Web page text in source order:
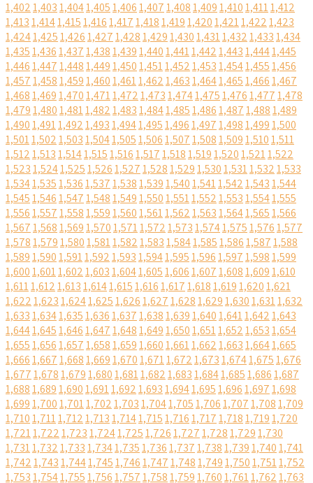
1,4021,4031,4041,4051,4061,4071,4081,4091,4101,4111,412
1,4131,4141,4151,4161,4171,4181,4191,4201,4211,4221,423
1,4241,4251,4261,4271,4281,4291,4301,4311,4321,4331,434
1,4351,4361,4371,4381,4391,4401,4411,4421,4431,4441,445
1,4461,4471,4481,4491,4501,4511,4521,4531,4541,4551,456
1,4571,4581,4591,4601,4611,4621,4631,4641,4651,4661,467
1,4681,4691,4701,4711,4721,4731,4741,4751,4761,4771,478
1,4791,4801,4811,4821,4831,4841,4851,4861,4871,4881,489
1,4901,4911,4921,4931,4941,4951,4961,4971,4981,4991,500
1,5011,5021,5031,5041,5051,5061,5071,5081,5091,5101,511
1,5121,5131,5141,5151,5161,5171,5181,5191,5201,5211,522
1,5231,5241,5251,5261,5271,5281,5291,5301,5311,5321,533
1,5341,5351,5361,5371,5381,5391,5401,5411,5421,5431,544
1,5451,5461,5471,5481,5491,5501,5511,5521,5531,5541,555
1,5561,5571,5581,5591,5601,5611,5621,5631,5641,5651,566
1,5671,5681,5691,5701,5711,5721,5731,5741,5751,5761,577
1,5781,5791,5801,5811,5821,5831,5841,5851,5861,5871,588
1,5891,5901,5911,5921,5931,5941,5951,5961,5971,5981,599
1,6001,6011,6021,6031,6041,6051,6061,6071,6081,6091,610
1,6111,6121,6131,6141,6151,6161,6171,6181,6191,6201,621
1,6221,6231,6241,6251,6261,6271,6281,6291,6301,6311,632
1,6331,6341,6351,6361,6371,6381,6391,6401,6411,6421,643
1,6441,6451,6461,6471,6481,6491,6501,6511,6521,6531,654
1,6551,6561,6571,6581,6591,6601,6611,6621,6631,6641,665
1,6661,6671,6681,6691,6701,6711,6721,6731,6741,6751,676
1,6771,6781,6791,6801,6811,6821,6831,6841,6851,6861,687
1,6881,6891,6901,6911,6921,6931,6941,6951,6961,6971,698
1,6991,7001,7011,7021,7031,7041,7051,7061,7071,7081,709
1,7101,7111,7121,7131,7141,7151,7161,7171,7181,7191,720
1,7211,7221,7231,7241,7251,7261,7271,7281,7291,730
1,7311,7321,7331,7341,7351,7361,7371,7381,7391,7401,741
1,7421,7431,7441,7451,7461,7471,7481,7491,7501,7511,752
1,7531,7541,7551,7561,7571,7581,7591,7601,7611,7621,763